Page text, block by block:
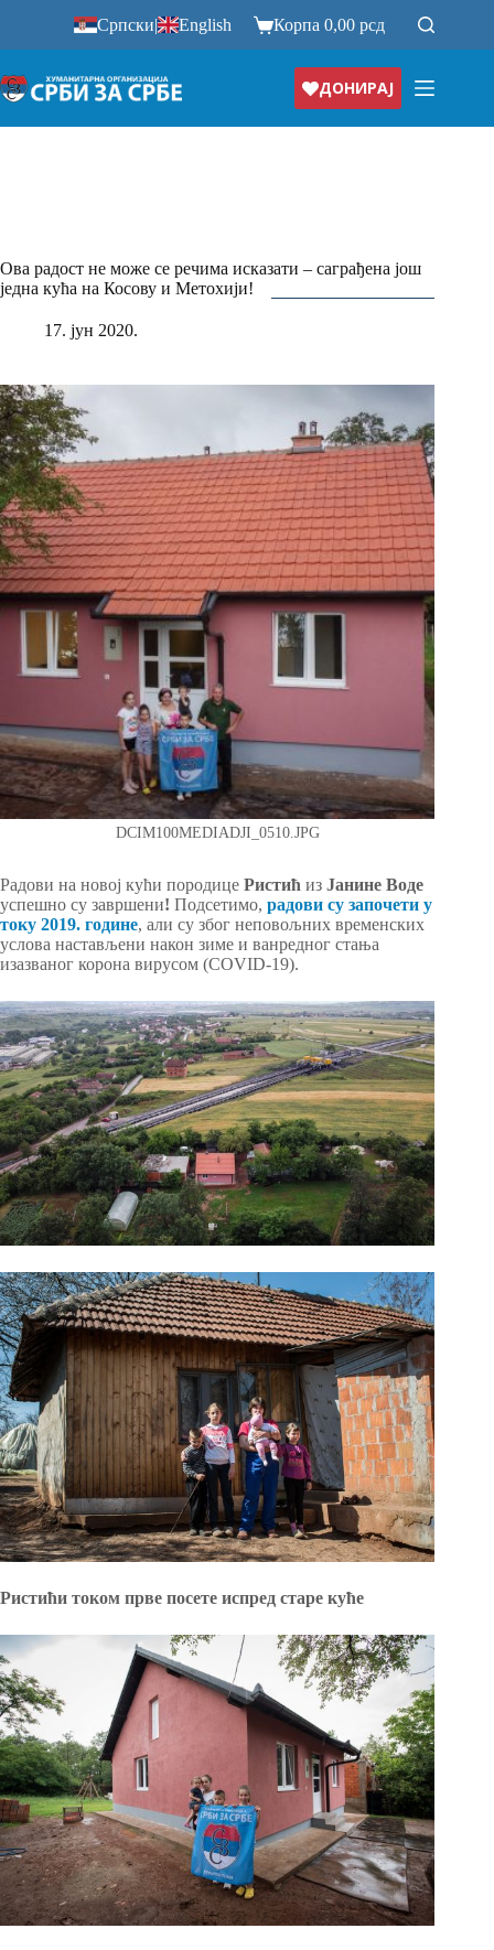
Српски| English Корпа0,00рсд
ДОНИРАЈ
Ова радост не може се речима исказати – саграђена још
једна кућа на Косову и Метохији!
17. јун 2020.
DCIM100MEDIADJI_0510.JPG
Радови на новој кући породице Ристић из Јанине Воде
успешно су завршени! Подсетимо, радови су започети у
току 2019. године, али су због неповољних временских
услова настављени након зиме и ванредног стања
изазваног корона вирусом (COVID-19).
Ристићи током прве посете испред старе куће